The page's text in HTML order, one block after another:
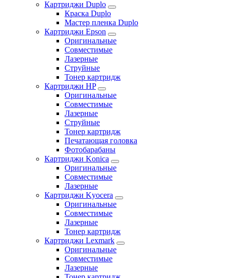
Картриджи Duplo
Краска Duplo
Мастер пленка Duplo
Картриджи Epson
Оригинальные
Совместимые
Лазерные
Струйные
Тонер картридж
Картриджи HP
Оригинальные
Совместимые
Лазерные
Струйные
Тонер картридж
Печатающая головка
Фотобарабаны
Картриджи Konica
Оригинальные
Совместимые
Лазерные
Картриджи Kyocera
Оригинальные
Совместимые
Лазерные
Тонер картридж
Картриджи Lexmark
Оригинальные
Совместимые
Лазерные